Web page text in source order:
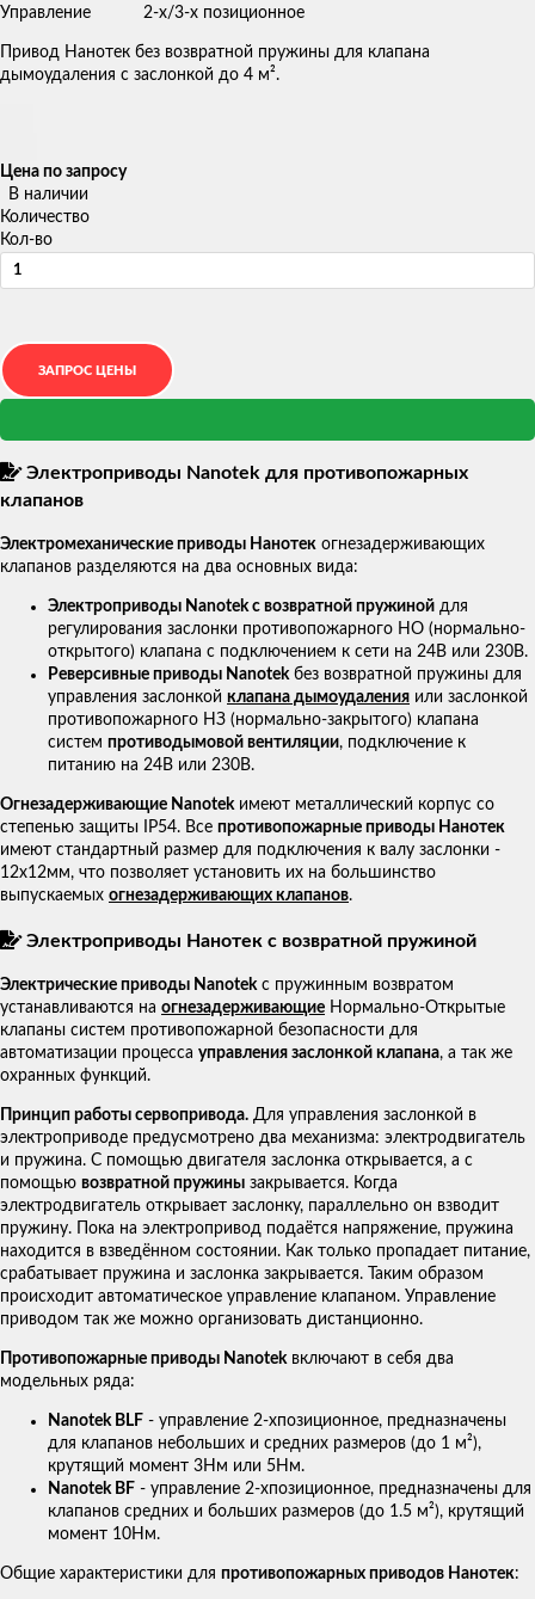
Управление
2-х/3-х позиционное
Привод Нанотек без возвратной пружины для клапана
дымоудаления с заслонкой до 4 м².
Цена по запросу
В наличии
Количество
Кол-во
Электроприводы Nanotek для противопожарных
клапанов
Электромеханические приводы Нанотек огнезадерживающих
клапанов разделяются на два основных вида:
Электроприводы Nanotek с возвратной пружиной для
регулирования заслонки противопожарного НО (нормально-
открытого) клапана с подключением к сети на 24В или 230В.
Реверсивные приводы Nanotekбез возвратной пружины для
управления заслонкой клапана дымоудаления или заслонкой
противопожарного НЗ (нормально-закрытого) клапана
систем противодымовой вентиляции, подключение к
питанию на 24В или 230В.
Огнезадерживающие Nanotekимеют металлический корпус со
степенью защиты IP54. Все противопожарные приводы Нанотек
имеют стандартный размер для подключения к валу заслонки -
12х12мм, что позволяет установить их на большинство
выпускаемых огнезадерживающих клапанов.
Электроприводы Нанотек с возвратной пружиной
Электрические приводы Nanotekс пружинным возвратом
устанавливаются на огнезадерживающие Нормально-Открытые
клапаны систем противопожарной безопасности для
автоматизации процесса управления заслонкой клапана, а так же
охранных функций.
Принцип работы сервопривода. Для управления заслонкой в
электроприводе предусмотрено два механизма: электродвигатель
и пружина. С помощью двигателя заслонка открывается, а с
помощью возвратной пружины закрывается. Когда
электродвигатель открывает заслонку, параллельно он взводит
пружину. Пока на электропривод подаётся напряжение, пружина
находится в взведённом состоянии. Как только пропадает питание,
срабатывает пружина и заслонка закрывается. Таким образом
происходит автоматическое управление клапаном. Управление
приводом так же можно организовать дистанционно.
Противопожарные приводы Nanotekвключают в себя два
модельных ряда:
Nanotek BLF - управление 2-хпозиционное, предназначены
для клапанов небольших и средних размеров (до 1 м²),
крутящий момент 3Нм или 5Нм.
Nanotek BF - управление 2-хпозиционное, предназначены для
клапанов средних и больших размеров (до 1.5 м²), крутящий
момент 10Нм.
Общие характеристики для противопожарных приводов Нанотек: